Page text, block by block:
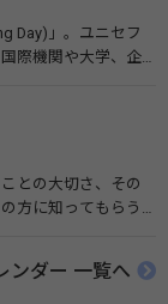
Day)」。ユニセフ
際機関や大学、企
との大切さ、その
方に知ってもらう
イド）
ンダー 一覧へ